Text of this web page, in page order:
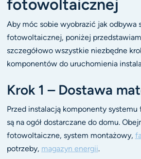
fotowoltaicznej
Aby móc sobie wyobrazić jak odbywa
fotowoltaicznej, poniżej
szczegółowo wszystkie niezbędne
komponentów do uruchomienia
Krok 1 – Dostawa
Przed instalacją komponenty
są na ogół dostarczane do domu.
fotowoltaiczne, system montażowy,
potrzeby, magazyn energii.